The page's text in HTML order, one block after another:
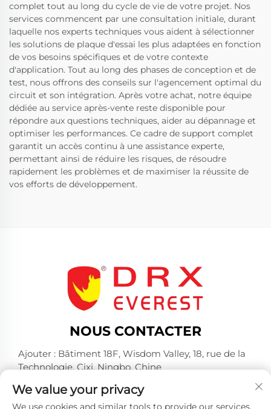
complet tout au long du cycle de vie de votre projet. Nos
services commencent par une consultation initiale, durant
laquelle nos experts techniques vous aident à sélectionner
les solutions de plaque d'essai les plus adaptées en fonction
de vos besoins spécifiques et de votre contexte
d'application. Tout au long des phases de conception et de
test, nous offrons des conseils sur l'agencement optimal du
circuit et son intégration. Après votre achat, notre équipe
dédiée au service après-vente reste disponible pour
répondre aux questions techniques, aider au dépannage et
optimiser les performances. Ce cadre de support complet
garantit un accès continu à une assistance experte,
permettant ainsi de réduire les risques, de résoudre
rapidement les problèmes et de maximiser la réussite de
vos efforts de développement.
NOUS CONTACTER
Ajouter : Bâtiment 18F, Wisdom Valley, 18, rue de la
Technologie, Cixi, Ningbo, Chine
Tél. : +86-574-23660321
E-mail :[email protected]
We value your privacy
We use cookies and similar tools to provide our services.